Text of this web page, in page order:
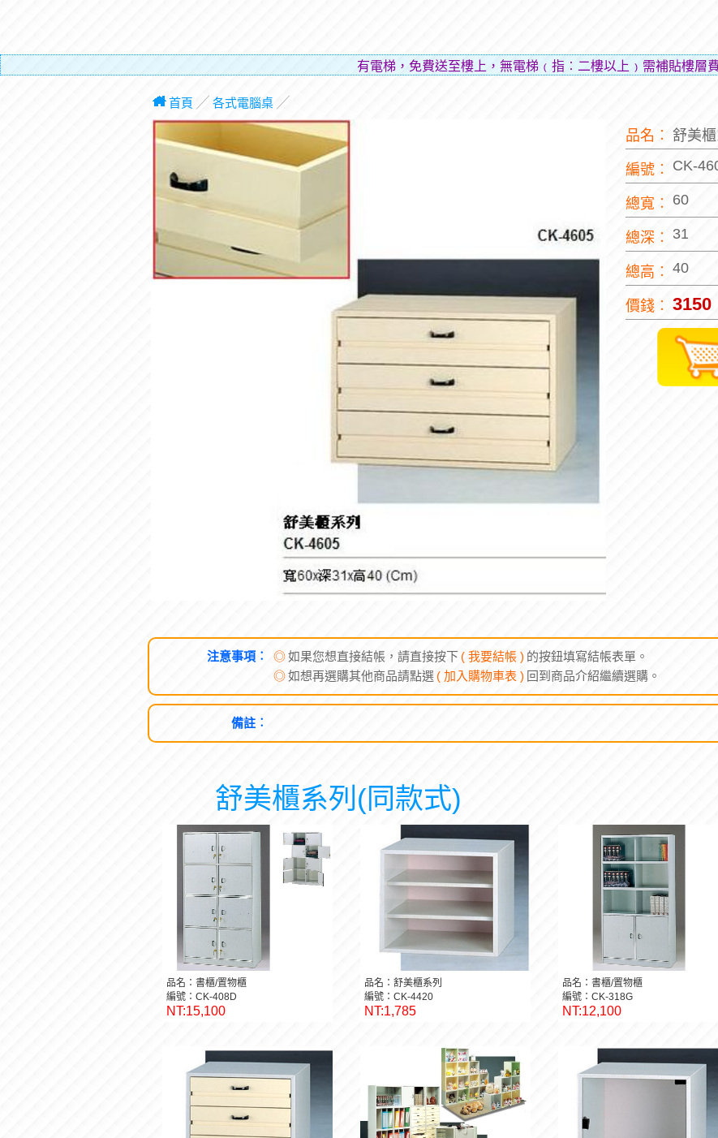
有電梯，免費送至樓上，無電梯﹙指︰二樓以上﹚需補貼樓層費用（貼補搬
首頁 ╱ 各式電腦桌╱
品名︰ 舒美櫃
編號︰ CK-
總寬︰ 60
總深︰ 31
總高︰ 40
價錢︰ 3150
注意事項︰ ◎如果您想直接結帳，請直接按下 ( 我要結帳 ) 的按鈕填寫結帳表單。
◎如想再選購其他商品請點選 ( 加入購物車表 ) 回到商品介紹繼續選購。
備註︰
舒美櫃系列(同款式)
品名：書櫃/置物櫃
編號：CK-408D
NT:15,100
品名：舒美櫃系列
編號：CK-4420
NT:1,785
品名：書櫃/置物櫃
編號：CK-318G
NT:12,100